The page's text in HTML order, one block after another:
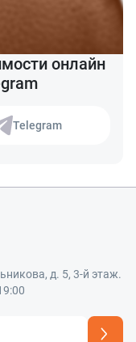
онлайн
Telegram
д. 5, 3-й этаж.